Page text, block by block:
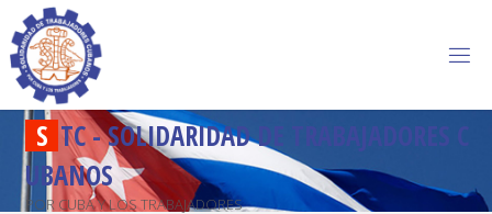
S TC-SOLIDARIDADD R A BAJADORES C
U BANOS
POR CUBA Y LOS TRABAJADORES